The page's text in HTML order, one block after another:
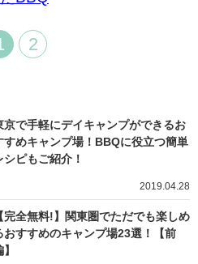
2
京で手軽にデイキャンプができるお
すめキャンプ場！BBQに役立つ簡単
シピもご紹介！
2019.04.28
【完全無料!】関東圏でただでも楽しめ
おすすめのキャンプ場23選！【前